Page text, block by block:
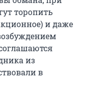
торопить
и даже
из
в